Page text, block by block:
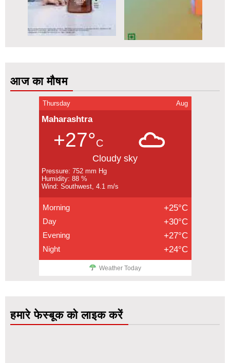
आज का मौषम
Thursday Aug
Maharashtra
+27°C
Cloudy sky
Pressure: 752 mm Hg
Humidity: 88 %
Wind: Southwest, 4.1 m/s
Morning +25°C
Day +30°C
Evening +27°C
Night +24°C
Weather Today
हमारे फेस्बूक को लाइक करें